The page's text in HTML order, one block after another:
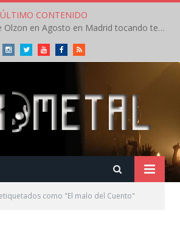
ÚLTIMO CONTENIDO
Concierto de Anette Olzon en Agosto en Madrid tocando temas de Nightwish
InstagramTwitterYoutubeFacebookRSS
como "El malo del Cuento"